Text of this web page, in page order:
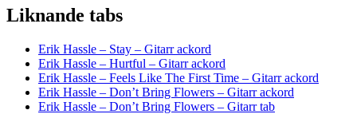
Liknande tabs
Erik Hassle – Stay – Gitarr ackord
Erik Hassle – Hurtful – Gitarr ackord
Erik Hassle – Feels Like The First Time – Gitarr ackord
Erik Hassle – Don’t Bring Flowers – Gitarr ackord
Erik Hassle – Don’t Bring Flowers – Gitarr tab